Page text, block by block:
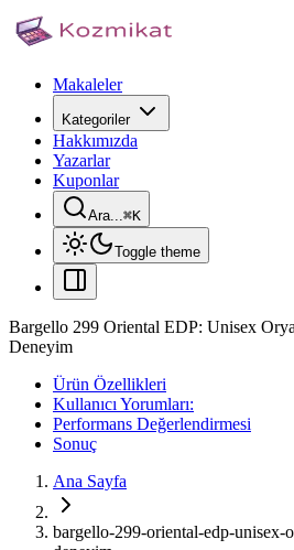
Makaleler
Kategoriler
Hakkımızda
Yazarlar
Kuponlar
Ara...⌘K
Toggle theme
Bargello 299 Oriental EDP: Unisex
Deneyim
Ürün Özellikleri
Kullanıcı Yorumları:
Performans Değerlendirmesi
Sonuç
Ana Sayfa
bargello-299-oriental-edp-unisex-